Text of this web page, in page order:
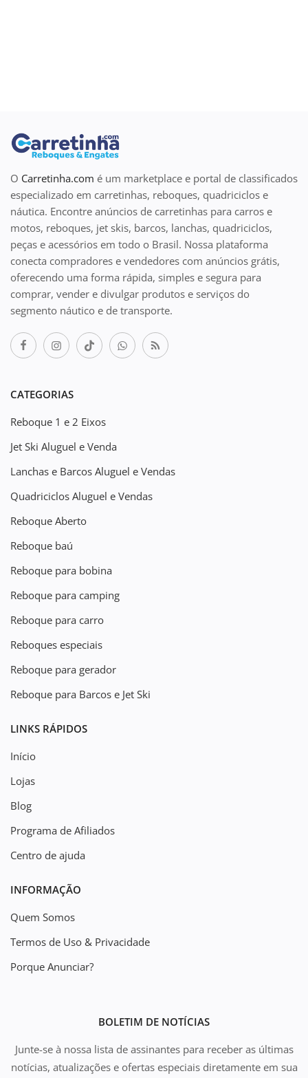
O Carretinha.com é um marketplace e portal de classificados
especializado em carretinhas, reboques, quadriciclos e
náutica. Encontre anúncios de carretinhas para carros e
motos, reboques, jet skis, barcos, lanchas, quadriciclos,
peças e acessórios em todo o Brasil. Nossa plataforma
conecta compradores e vendedores com anúncios grátis,
oferecendo uma forma rápida, simples e segura para
comprar, vender e divulgar produtos e serviços do
segmento náutico e de transporte.
CATEGORIAS
Reboque 1 e 2 Eixos
Jet Ski Aluguel e Venda
Lanchas e Barcos Aluguel e Vendas
Quadriciclos Aluguel e Vendas
Reboque Aberto
Reboque baú
Reboque para bobina
Reboque para camping
Reboque para carro
Reboques especiais
Reboque para gerador
Reboque para Barcos e Jet Ski
LINKS RÁPIDOS
Início
Lojas
Blog
Programa de Afiliados
Centro de ajuda
INFORMAÇÃO
Quem Somos
Termos de Uso & Privacidade
Porque Anunciar?
BOLETIM DE NOTÍCIAS
Junte-se à nossa lista de assinantes para receber as últimas
notícias, atualizações e ofertas especiais diretamente em sua